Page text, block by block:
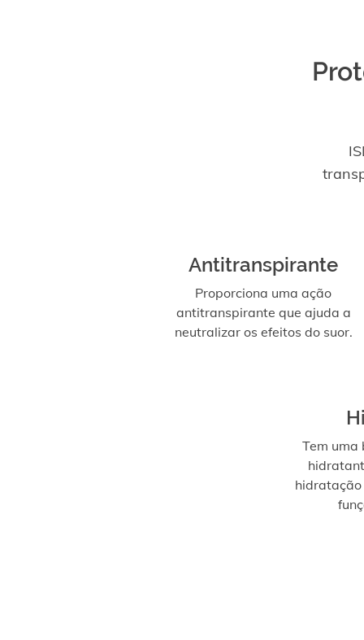
Antitranspirante
Proporciona uma ação
antitranspirante que ajuda a
neutralizar os efeitos do suor.
Tem uma